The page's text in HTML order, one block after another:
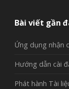
Bài viết gần
Ứng dụng nhận
Hướng dẫn cài
Phát hành Tài